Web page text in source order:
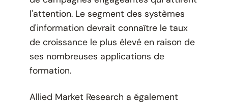
l'attention. Le segment des systèmes
d'information devrait connaître le taux
de croissance le plus élevé en raison de
ses nombreuses applications de
formation.
Allied Market Research a également